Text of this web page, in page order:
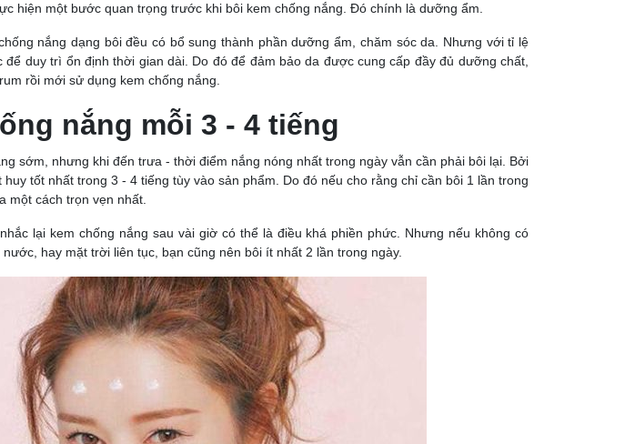
hiện một bước quan trọng trước khi bôi kem chống nắng. Đó chính là dưỡng ẩm.
nắng dạng bôi đều có bổ sung thành phần dưỡng ẩm, chăm sóc da. Nhưng với tỉ lệ
duy trì ổn định thời gian dài. Do đó để đảm bảo da được cung cấp đầy đủ dưỡng chất,
rồi mới sử dụng kem chống nắng.
nắng mỗi 3 - 4 tiếng
sớm, nhưng khi đến trưa - thời điểm nắng nóng nhất trong ngày vẫn cần phải bôi lại. Bởi
tốt nhất trong 3 - 4 tiếng tùy vào sản phẩm. Do đó nếu cho rằng chỉ cần bôi 1 lần trong
một cách trọn vẹn nhất.
lại kem chống nắng sau vài giờ có thể là điều khá phiền phức. Nhưng nếu không có
hay mặt trời liên tục, bạn cũng nên bôi ít nhất 2 lần trong ngày.